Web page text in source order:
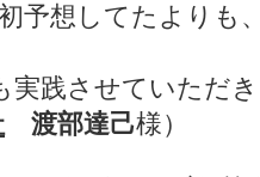
予想してたよりも
実践させていただ
渡部達己様）